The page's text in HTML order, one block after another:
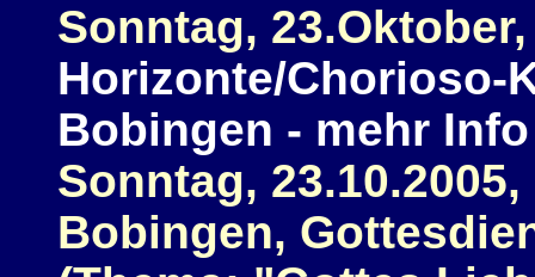
Sonntag,
Horizonte/Chorioso-
Bobingen - mehr
Sonntag,
Bobingen,